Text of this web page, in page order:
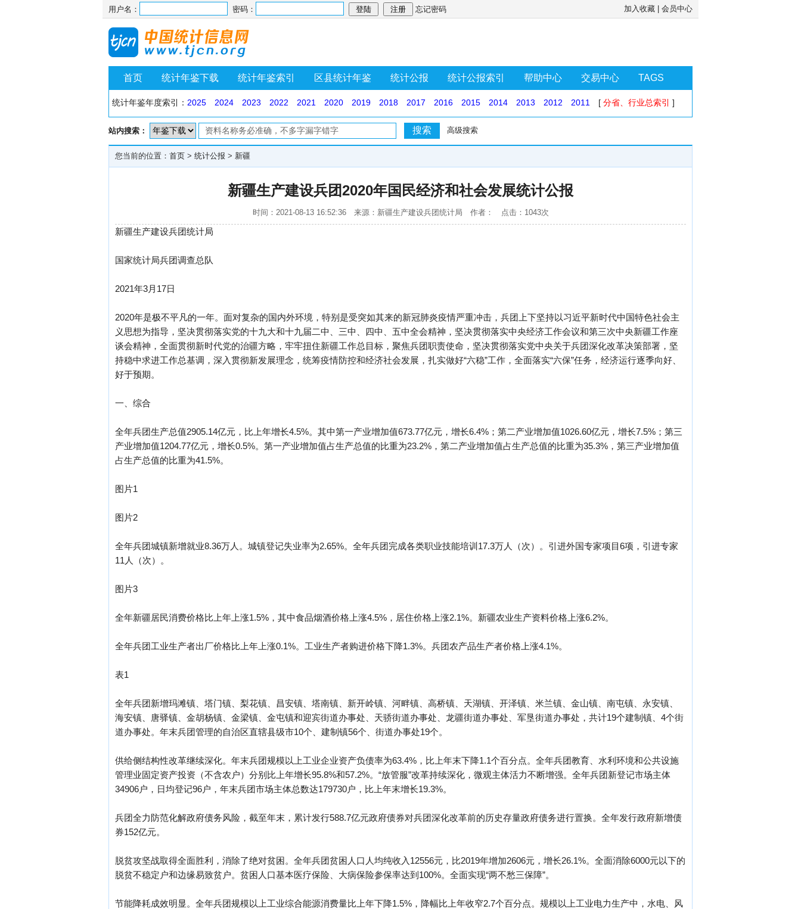
用户名： 密码： 忘记密码 加入收藏 会员中心
首页 统计年鉴下载 统计年鉴索引 区县统计年鉴 统计公报 统计公报索引 帮助中心 交易中心 TAGS
统计年鉴年度索引： 2025 2024 2023 2022 2021 2020 2019 2018 2017 2016 2015 2014 2013 2012 2011 [ 分省、行业总索引 ]
站内搜索： 高级搜索
您当前的位置： 首页 > 统计公报 > 新疆
新疆生产建设兵团2020年国民经济和社会发展统计公报
时间：2021-08-13 16:52:36 来源：新疆生产建设兵团统计局 作者： 点击：1043次
新疆生产建设兵团统计局
国家统计局兵团调查总队
2021年3月17日
2020年是极不平凡的一年。面对复杂的国内外环境，特别是受突如其来的新冠肺炎疫情严重冲击，兵团上下坚持以习近平新时代中国特色社会主
义思想为指导，坚决贯彻落实党的十九大和十九届二中、三中、四中、五中全会精神，坚决贯彻落实中央经济工作会议和第三次中央新疆工作座
谈会精神，全面贯彻新时代党的治疆方略，牢牢扭住新疆工作总目标，聚焦兵团职责使命，坚决贯彻落实党中央关于兵团深化改革决策部署，坚
持稳中求进工作总基调，深入贯彻新发展理念，统筹疫情防控和经济社会发展，扎实做好“六稳”工作，全面落实“六保”任务，经济运行逐季向好、
好于预期。
一、综合
全年兵团生产总值2905.14亿元，比上年增长4.5%。其中第一产业增加值673.77亿元，增长6.4%；第二产业增加值1026.60亿元，增长7.5%；第三
产业增加值1204.77亿元，增长0.5%。第一产业增加值占生产总值的比重为23.2%，第二产业增加值占生产总值的比重为35.3%，第三产业增加值
占生产总值的比重为41.5%。
图片1
图片2
全年兵团城镇新增就业8.36万人。城镇登记失业率为2.65%。全年兵团完成各类职业技能培训17.3万人（次）。引进外国专家项目6项，引进专家
11人（次）。
图片3
全年新疆居民消费价格比上年上涨1.5%，其中食品烟酒价格上涨4.5%，居住价格上涨2.1%。新疆农业生产资料价格上涨6.2%。
全年兵团工业生产者出厂价格比上年上涨0.1%。工业生产者购进价格下降1.3%。兵团农产品生产者价格上涨4.1%。
表1
全年兵团新增玛滩镇、塔门镇、梨花镇、昌安镇、塔南镇、新开岭镇、河畔镇、高桥镇、天湖镇、开泽镇、米兰镇、金山镇、南屯镇、永安镇、
海安镇、唐驿镇、金胡杨镇、金梁镇、金屯镇和迎宾街道办事处、天骄街道办事处、龙疆街道办事处、军垦街道办事处，共计19个建制镇、4个街
道办事处。年末兵团管理的自治区直辖县级市10个、建制镇56个、街道办事处19个。
供给侧结构性改革继续深化。年末兵团规模以上工业企业资产负债率为63.4%，比上年末下降1.1个百分点。全年兵团教育、水利环境和公共设施
管理业固定资产投资（不含农户）分别比上年增长95.8%和57.2%。“放管服”改革持续深化，微观主体活力不断增强。全年兵团新登记市场主体
34906户，日均登记96户，年末兵团市场主体总数达179730户，比上年末增长19.3%。
兵团全力防范化解政府债务风险，截至年末，累计发行588.7亿元政府债券对兵团深化改革前的历史存量政府债务进行置换。全年发行政府新增债
券152亿元。
脱贫攻坚战取得全面胜利，消除了绝对贫困。全年兵团贫困人口人均纯收入12556元，比2019年增加2606元，增长26.1%。全面消除6000元以下的
脱贫不稳定户和边缘易致贫户。贫困人口基本医疗保险、大病保险参保率达到100%。全面实现“两不愁三保障”。
节能降耗成效明显。全年兵团规模以上工业综合能源消费量比上年下降1.5%，降幅比上年收窄2.7个百分点。规模以上工业电力生产中，水电、风